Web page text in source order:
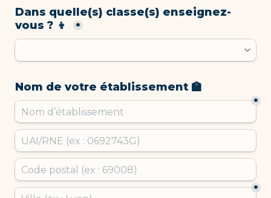
Dans quelle(s) classe(s) enseignez-
vous ? 👦
*
Nom de votre établissement 🏫
*
*